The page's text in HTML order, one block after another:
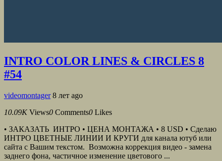
INTRO COLOR LINES & CIRCLES 8
#54
videomontager 8 лет ago
10.09K Views0 Comments0 Likes
• ЗАКАЗАТЬ ИНТРО • ЦЕНА МОНТАЖА • 8 USD • Сделаю
ИНТРО ЦВЕТНЫЕ ЛИНИИ И КРУГИ для канала ютуб или
сайта с Вашим текстом. Возможна коррекция видео - замена
заднего фона, частичное изменение цветового ...